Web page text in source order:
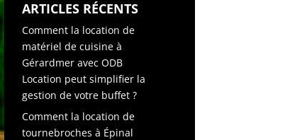
ARTICLES RÉCENTS
Comment la location de
matériel de cuisine à
Gérardmer avec ODB
Location peut simplifier la
gestion de votre buffet ?
Comment la location de
tournebroches à Épinal